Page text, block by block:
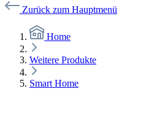
Zurück zum Hauptmenü
Home
Weitere Produkte
Smart Home